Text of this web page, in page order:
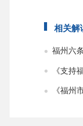
相关解
福州六
《支持
《福州